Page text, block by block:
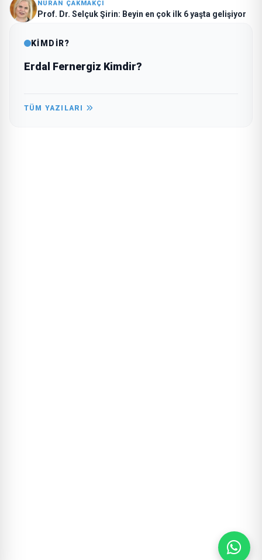
NURAN ÇAKMAKÇI
Prof. Dr. Selçuk Şirin: Beyin en çok ilk 6 yaşta gelişiyor
KİMDİR?
Erdal Fernergiz Kimdir?
TÜM YAZILARI